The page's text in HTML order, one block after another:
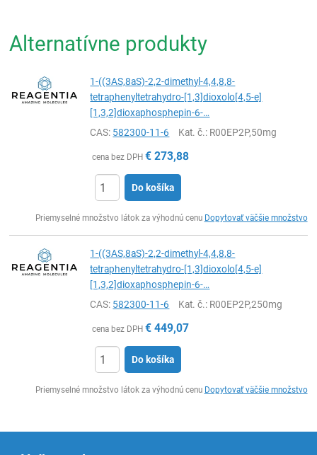
Alternatívne produkty
1-((3AS,8aS)-2,2-dimethyl-4,4,8,8-
tetraphenyltetrahydro-[1,3]dioxolo[4,5-e]
[1,3,2]dioxaphosphepin-6-…
CAS: 582300-11-6 Kat. č.: R00EP2P,50mg
cena bez DPH € 273,88
Do košíka
Priemyselné množstvo látok za výhodnú cenu Dopytovať väčšie množstvo
1-((3AS,8aS)-2,2-dimethyl-4,4,8,8-
tetraphenyltetrahydro-[1,3]dioxolo[4,5-e]
[1,3,2]dioxaphosphepin-6-…
CAS: 582300-11-6 Kat. č.: R00EP2P,250mg
cena bez DPH € 449,07
Do košíka
Priemyselné množstvo látok za výhodnú cenu Dopytovať väčšie množstvo